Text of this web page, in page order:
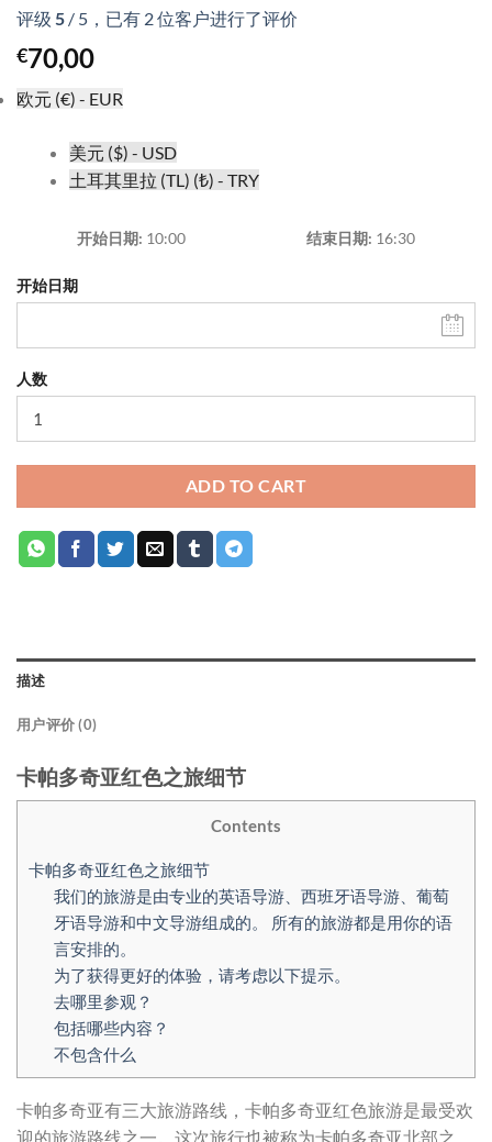
评级 5 / 5，已有 2位客户进行了评价
€70,00
欧元 (€) - EUR
美元 ($) - USD
土耳其里拉 (TL) (₺) - TRY
开始日期 10:00 结束日期 16:30
开始日期
人数
ADD TO CART
描述
用户评价 (0)
卡帕多奇亚红色之旅细节
Contents
卡帕多奇亚红色之旅细节
我们的旅游是由专业的英语导游、西班牙语导游、葡萄
牙语导游和中文导游组成的。 所有的旅游都是用你的语
言安排的。
为了获得更好的体验，请考虑以下提示。
去哪里参观？
包括哪些内容？
不包含什么
卡帕多奇亚有三大旅游路线，卡帕多奇亚红色旅游是最受欢
迎的旅游路线之一。这次旅行也被称为卡帕多奇亚北部之